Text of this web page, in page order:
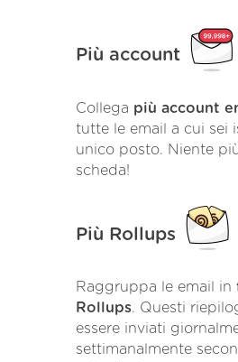
Più account
Collega più account
tutte le email a cui sei
unico posto. Niente
scheda!
Più Rollups
Raggruppa le email in
Rollups. Questi
essere inviati
settimanalmente